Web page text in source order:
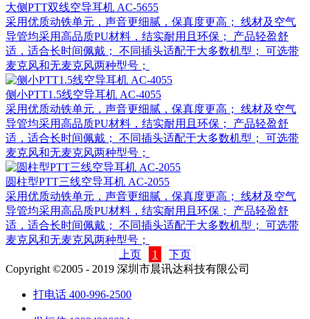
大侧PTT双线空导耳机 AC-5655
采用优质动铁单元，声音更细腻，保真度更高； 线材及空气
导管均采用高品质PU材料，结实耐用且环保； 产品轻盈舒
适，适合长时间佩戴； 不同插头适配于大多数机型； 可选带
麦克风和无麦克风两种型号；
侧小PTT1.5线空导耳机 AC-4055
采用优质动铁单元，声音更细腻，保真度更高； 线材及空气
导管均采用高品质PU材料，结实耐用且环保； 产品轻盈舒
适，适合长时间佩戴； 不同插头适配于大多数机型； 可选带
麦克风和无麦克风两种型号；
圆柱型PTT三线空导耳机 AC-2055
采用优质动铁单元，声音更细腻，保真度更高； 线材及空气
导管均采用高品质PU材料，结实耐用且环保； 产品轻盈舒
适，适合长时间佩戴； 不同插头适配于大多数机型； 可选带
麦克风和无麦克风两种型号；
上页
1
下页
Copyright ©2005 - 2019 深圳市晨讯达科技有限公司
打电话 400-996-2500